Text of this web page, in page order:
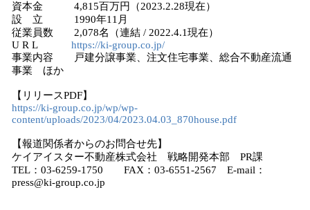
資本金 4,815百万円（2023.2.28現在）
設 立 1990年11月
従業員数 2,078名（連結 / 2022.4.1現在）
U R L https://ki-group.co.jp/
事業内容 戸建分譲事業、注文住宅事業、総合不動産流通
事業 ほか
【リリースPDF】
https://ki-group.co.jp/wp/wp-
content/uploads/2023/04/2023.04.03_870house.pdf
【報道関係者からのお問合せ先】
ケイアイスター不動産株式会社 戦略開発本部 PR課
TEL：03-6259-1750 FAX：03-6551-2567 E-mail：
press@ki-group.co.jp